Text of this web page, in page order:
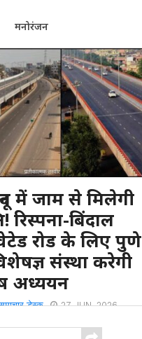
मनोरंजन
में जाम से मिलेगी
रिस्पना-बिंदाल
रोड के लिए पुणे
संस्था करेगी
अध्ययन
डेस्क 27 JUN, 2026